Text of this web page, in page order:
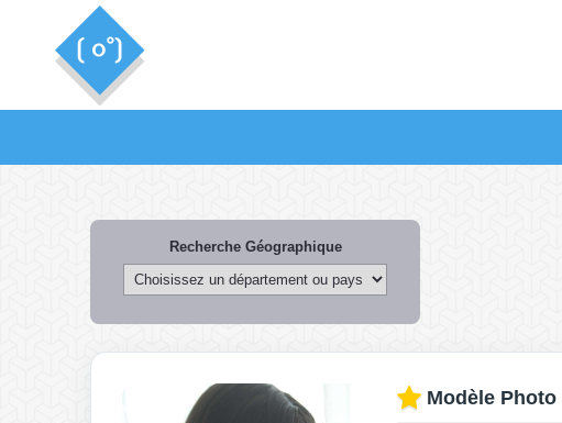
Recherche Géographique
Modèle Photo